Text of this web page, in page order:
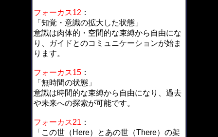
フォーカス12 ：
「知覚・意識の拡大した状態」
意識は肉体的・空間的な束縛から自由にな
り、ガイドとのコミュニケーションが始ま
ります。
フォーカス15 ：
「無時間の状態」
意識は時間的な束縛から自由になり、過去
や未来への探索が可能です。
フォーカス21 ：
「この世（Here）とあの世（There）の架